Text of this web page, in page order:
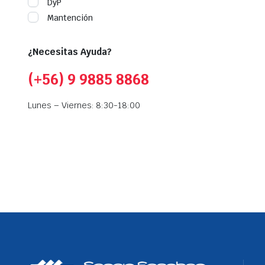
DyP
Mantención
¿Necesitas Ayuda?
(+56) 9 9885 8868
Lunes – Viernes: 8:30-18:00